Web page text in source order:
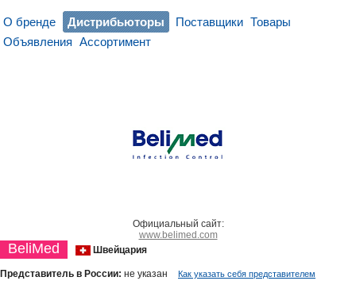
О бренде Дистрибьюторы Поставщики Товары
Объявления Ассортимент
Официальный сайт:
www.belimed.com
BeliMed Швейцария
Представитель в России: не указан Как указать себя представителем